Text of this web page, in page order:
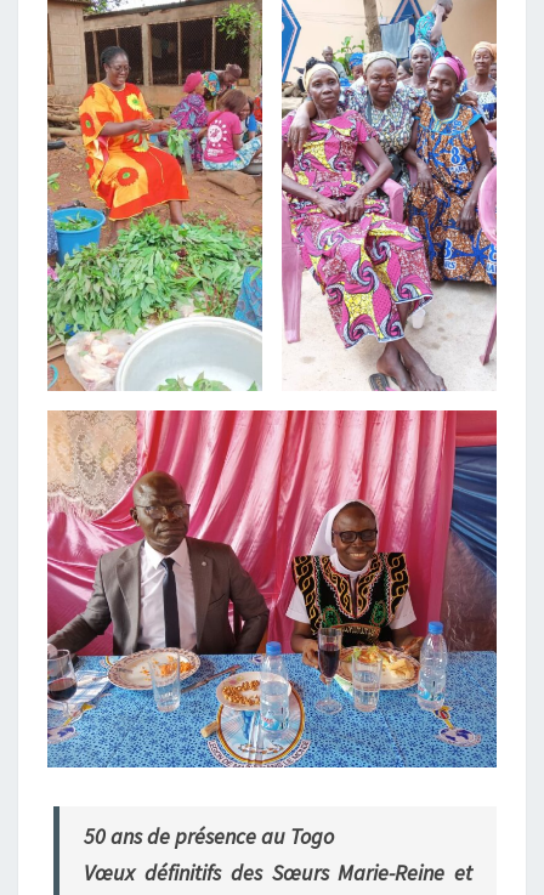
50 ans de présence au Togo
Vœux définitifs des Sœurs Marie-Reine et